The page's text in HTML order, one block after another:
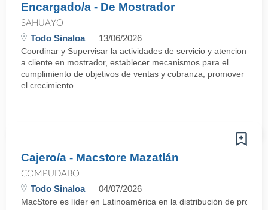
Encargado/a - De Mostrador
SAHUAYO
Todo Sinaloa 13/06/2026
Coordinar y Supervisar la actividades de servicio y atencion
a cliente en mostrador, establecer mecanismos para el
cumplimiento de objetivos de ventas y cobranza, promover
el crecimiento ...
Cajero/a - Macstore Mazatlán
COMPUDABO
Todo Sinaloa 04/07/2026
MacStore es líder en Latinoamérica en la distribución de